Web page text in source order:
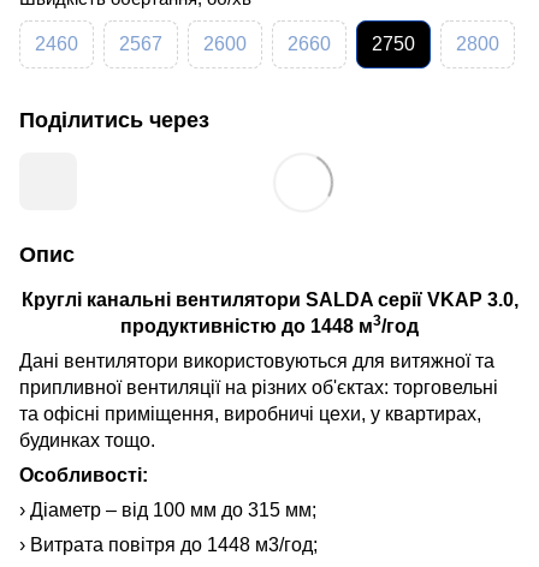
2460 2567 2600 2660 2750 2800
Поділитись через
Опис
Круглі канальні вентилятори SALDA серії VKAP 3.0,
продуктивністю до 1448 м3/год
Дані вентилятори використовуються для витяжної та
припливної вентиляції на різних об'єктах: торговельні
та офісні приміщення, виробничі цехи, у квартирах,
будинках тощо.
Особливості:
› Діаметр – від 100 мм до 315 мм;
› Витрата повітря до 1448 м3/год;